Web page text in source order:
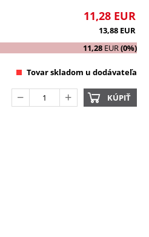
11,28 EUR
13,88 EUR
11,28 EUR(0%)
Tovar skladom u dodávateľa
KÚPIŤ